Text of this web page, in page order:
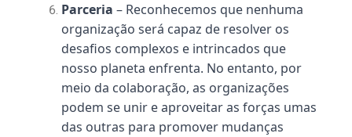
Parceria – Reconhecemos que nenhuma
organização será capaz de resolver os
desafios complexos e intrincados que
nosso planeta enfrenta. No entanto, por
meio da colaboração, as organizações
podem se unir e aproveitar as forças umas
das outras para promover mudanças